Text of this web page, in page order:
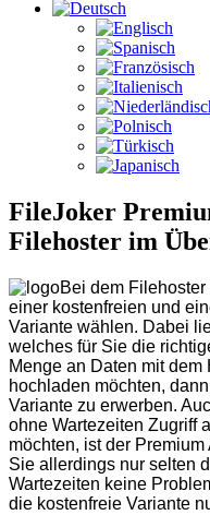
FileJoker
Filehoster im
Bei dem
einer kostenfreien und
Variante wählen. Dabei
welches für Sie die
Menge an Daten mit
hochladen möchten,
Variante zu erwerben.
ohne Wartezeiten Zugriff
möchten, ist der
Sie allerdings nur selten
Wartezeiten keine
die kostenfreie Variante